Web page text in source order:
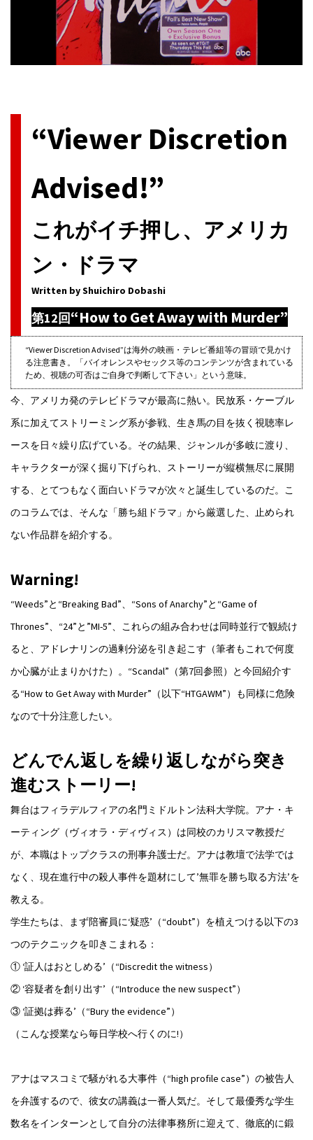
“Viewer Discretion
Advised!”
これがイチ押し、アメリカ
ン・ドラマ
Written by Shuichiro Dobashi
第12回“How to Get Away with Murder”
“Viewer Discretion Advised”は海外の映画・テレビ番組等の冒頭で見かけ
る注意書き。「バイオレンスやセックス等のコンテンツが含まれている
ため、視聴の可否はご自身で判断して下さい」という意味。
今、アメリカ発のテレビドラマが最高に熱い。民放系・ケーブル
系に加えてストリーミング系が参戦、生き馬の目を抜く視聴率レ
ースを日々繰り広げている。その結果、ジャンルが多岐に渡り、
キャラクターが深く掘り下げられ、ストーリーが縦横無尽に展開
する、とてつもなく面白いドラマが次々と誕生しているのだ。こ
のコラムでは、そんな「勝ち組ドラマ」から厳選した、止められ
ない作品群を紹介する。
Warning!
“Weeds”と“Breaking Bad”、“Sons of Anarchy”と“Game of
Thrones”、“24”と”MI-5”、これらの組み合わせは同時並行で観続け
ると、アドレナリンの過剰分泌を引き起こす（筆者もこれで何度
か心臓が止まりかけた）。“Scandal”（第7回参照）と今回紹介す
る“How to Get Away with Murder”（以下“HTGAWM”）も同様に危険
なので十分注意したい。
どんでん返しを繰り返しながら突き
進むストーリー!
舞台はフィラデルフィアの名門ミドルトン法科大学院。アナ・キ
ーティング（ヴィオラ・ディヴィス）は同校のカリスマ教授だ
が、本職はトップクラスの刑事弁護士だ。アナは教壇で法学では
なく、現在進行中の殺人事件を題材にして’無罪を勝ち取る方法’を
教える。
学生たちは、まず陪審員に‘疑惑’（“doubt”）を植えつける以下の3
つのテクニックを叩きこまれる：
① ‘証人はおとしめる’（“Discredit the witness）
② ‘容疑者を創り出す’（“Introduce the new suspect”）
③ ‘証拠は葬る’（“Bury the evidence”）
（こんな授業なら毎日学校へ行くのに!）
アナはマスコミで騒がれる大事件（“high profile case”）の被告人
を弁護するので、彼女の講義は一番人気だ。そして最優秀な学生
数名をインターンとして自分の法律事務所に迎えて、徹底的に鍛